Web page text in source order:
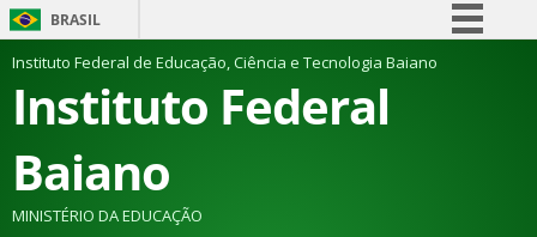
BRASIL
Simplifique!
Comunica BR
Instituto Federal de Educação, Ciência e Tecnologia Baiano
Instituto Federal
Baiano
MINISTÉRIO DA EDUCAÇÃO